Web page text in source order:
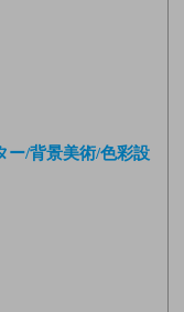
ー/背景美術/色彩設